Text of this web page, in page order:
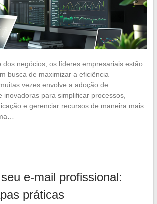
dos negócios, os líderes empresariais estão
busca de maximizar a eficiência
vezes envolve a adoção de
inovadoras para simplificar processos,
e gerenciar recursos de maneira mais
e-mail profissional:
práticas